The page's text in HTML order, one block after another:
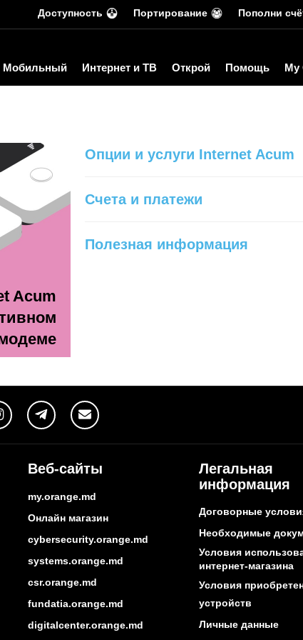
Доступность Портирование Пополни
Мобильный Интернет и ТВ Открой Помощь My
Acum
Опции и услуги Internet Acum
Счета и платежи
Полезная информация
Веб-сайты
my.orange.md
Онлайн магазин
cybersecurity.orange.md
systems.orange.md
csr.orange.md
fundatia.orange.md
digitalcenter.orange.md
Легальная
информация
Договорные
Необходимые
Условия
интернет-магазина
Условия
устройств
Личные данные